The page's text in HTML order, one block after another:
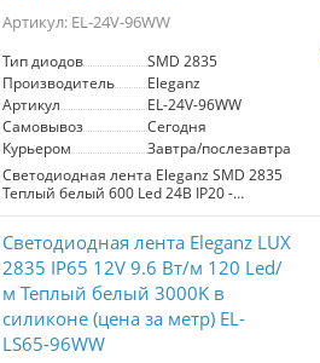
снаружи помещений. Цена указана за 1
Артикул: EL-24V-96WW
Тип диодов
SMD 2835
Производитель
Eleganz
Артикул
EL-24V-96WW
Самовывоз
Сегодня
Курьером
Завтра/послезавтра
Светодиодная лента Eleganz SMD 2835
Теплый белый 600 Led 24В IP20 -
идеальное решение для создания
офисе. С мощностью 9,6 Вт/м и 120
диодов на метр, она обеспечивает
яркое и равномерное освещение с
цветовой температурой 3000K, что
делает её подходящей для основного
освещения и акцентного света.
Светодиодная лента Eleganz LUX
2835 IP65 12V 9.6 Вт/м 120 Led/
м Теплый белый 3000K в
силиконе (цена за метр) EL-
LS65-96WW